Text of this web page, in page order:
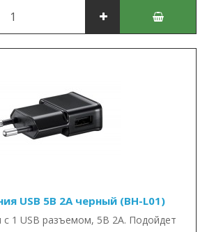
USB 5В 2А черный (BH-L01)
с 1 USB разъемом, 5В 2А. Подойдет